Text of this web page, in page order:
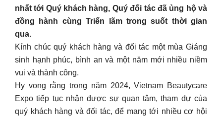
nhất tới Quý khách hàng, Quý đối tác đã ủng hộ và
đồng hành cùng Triển lãm trong suốt thời gian
qua.
Kính chúc quý khách hàng và đối tác một mùa Giáng
sinh hạnh phúc, bình an và một năm mới nhiều niềm
vui và thành công.
Hy vọng rằng trong năm 2024, Vietnam Beautycare
Expo tiếp tục nhận được sự quan tâm, tham dự của
quý khách hàng và đối tác, để mang tới nhiều cơ hội